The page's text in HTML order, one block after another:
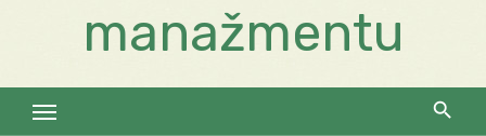
manažmentu